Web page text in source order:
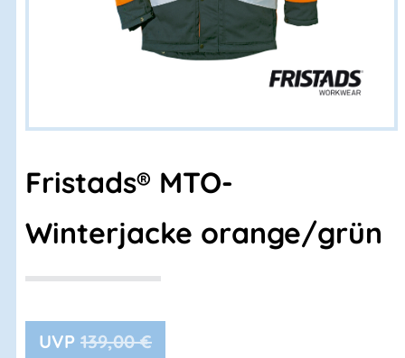
Fristads® MTO-
Winterjacke orange/grün
139,00€